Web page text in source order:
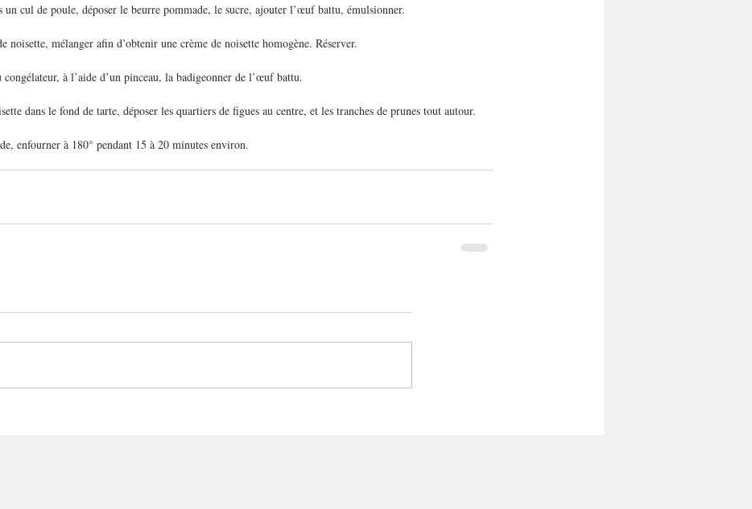
un cul de poule, déposer le beurre pommade, le sucre, ajouter l’œuf battu, émulsionner.
noisette, mélanger afin d’obtenir une crème de noisette homogène. Réserver.
à l’aide d’un pinceau, la badigeonner de l’œuf battu.
dans le fond de tarte, déposer les quartiers de figues au centre, et les tranches de prunes tout autour.
enfourner à 180° pendant 15 à 20 minutes environ.